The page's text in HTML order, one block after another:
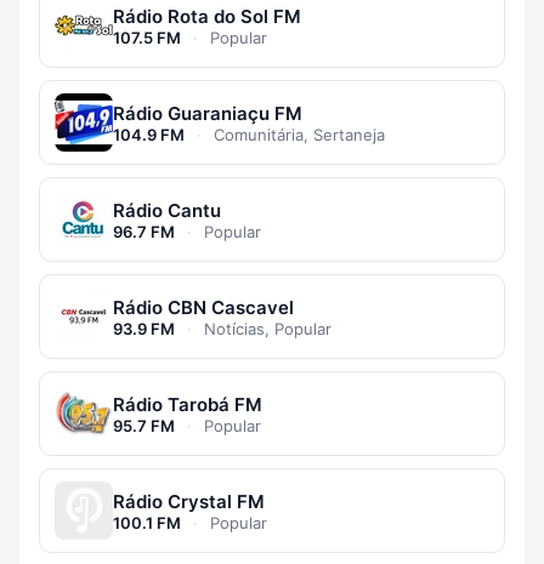
Rádio Rota do Sol FM
107.5 FM · Popular
Rádio Guaraniaçu FM
104.9 FM · Comunitária, Sertaneja
Rádio Cantu
96.7 FM · Popular
Rádio CBN Cascavel
93.9 FM · Notícias, Popular
Rádio Tarobá FM
95.7 FM · Popular
Rádio Crystal FM
100.1 FM · Popular